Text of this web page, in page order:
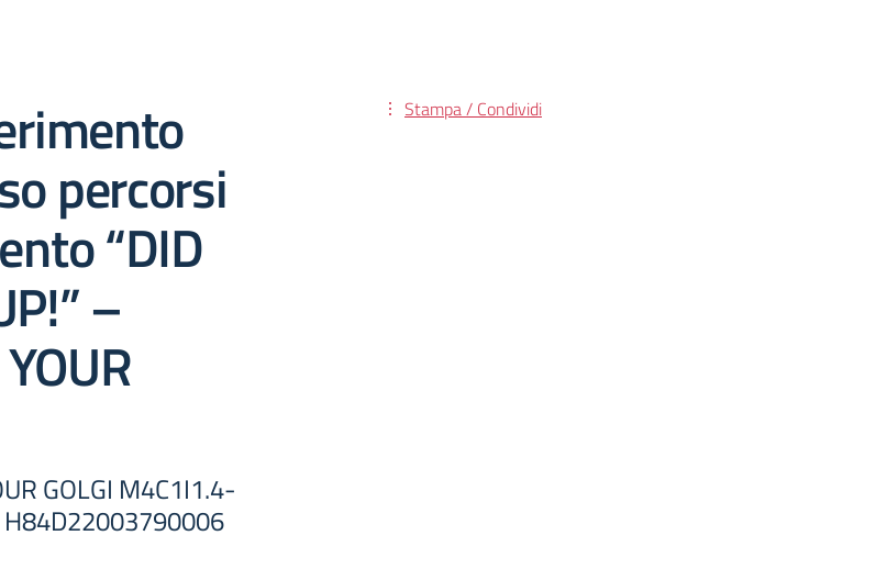
percorsi
“DID
–
GOLGI M4C1I1.4-
Stampa / Condividi